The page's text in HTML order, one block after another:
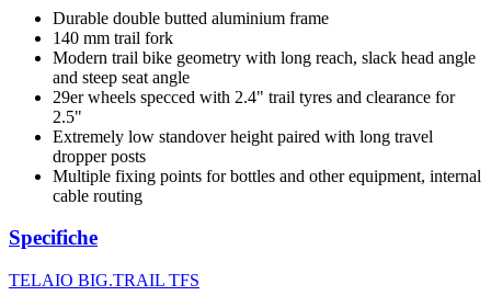
Durable double butted aluminium frame
140 mm trail fork
Modern trail bike geometry with long reach, slack head angle
and steep seat angle
29er wheels specced with 2.4" trail tyres and clearance for
2.5"
Extremely low standover height paired with long travel
dropper posts
Multiple fixing points for bottles and other equipment, internal
cable routing
Specifiche
TELAIO BIG.TRAIL TFS